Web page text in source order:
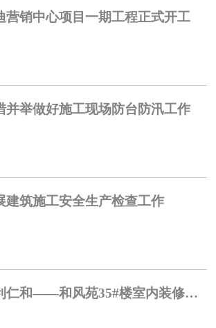
营销中心项目一期工程正式开工
并举做好施工现场防台防汛工作
建筑施工安全生产检查工作
天利仁和——和风苑35#楼室内装修完工， 项目部全力做好交房准备